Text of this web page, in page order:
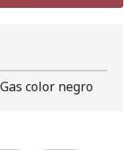
color negro